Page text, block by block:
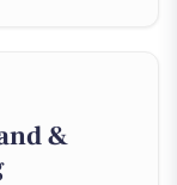
&